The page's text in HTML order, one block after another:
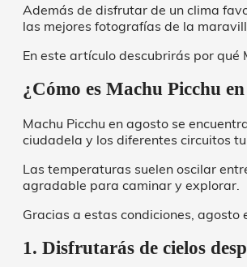
Además de disfrutar de un clima
las mejores fotografías de la
En este artículo descubrirás por
¿Cómo es Machu Picchu
Machu Picchu en agosto se
ciudadela y los diferentes circuitos
Las temperaturas suelen oscilar
agradable para caminar y explorar.
Gracias a estas condiciones,
1. Disfrutarás de cielos